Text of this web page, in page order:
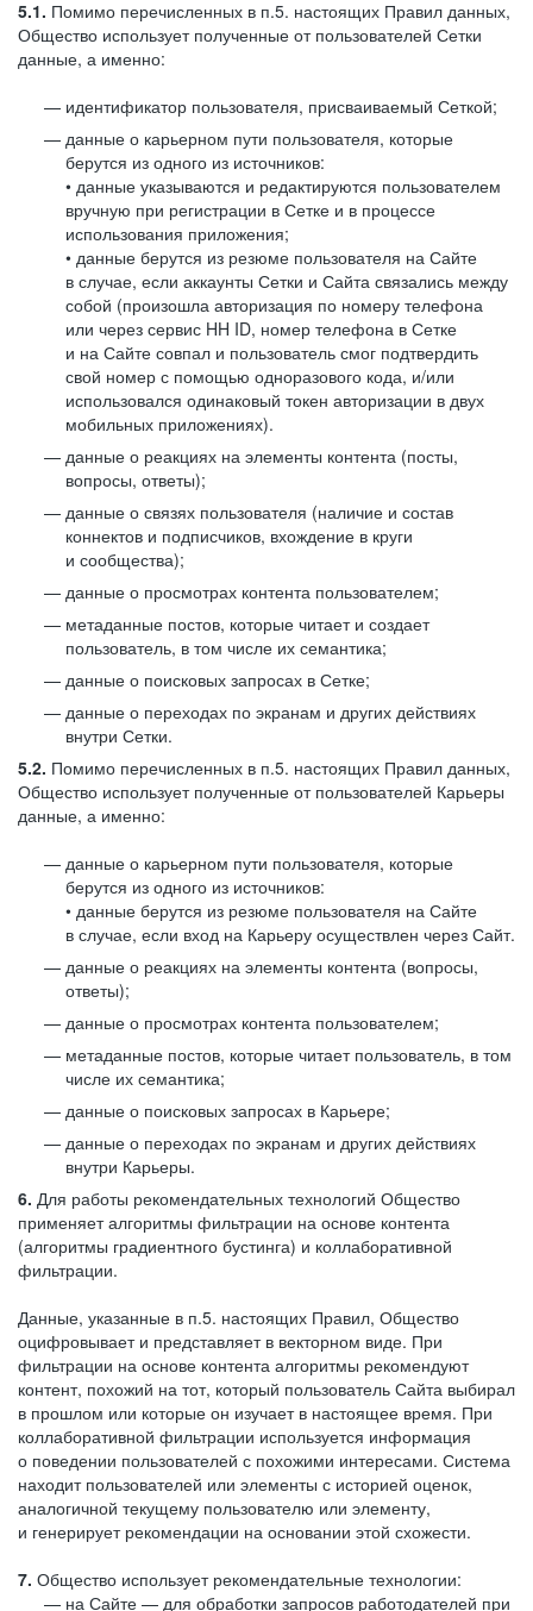
5.1. Помимо перечисленных в п.5. настоящих Правил данных,
Общество использует полученные от пользователей Сетки
данные, а именно:
идентификатор пользователя, присваиваемый Сеткой;
данные о карьерном пути пользователя, которые
берутся из одного из источников:
• данные указываются и редактируются пользователем
вручную при регистрации в Сетке и в процессе
использования приложения;
• данные берутся из резюме пользователя на Сайте
в случае, если аккаунты Сетки и Сайта связались между
собой (произошла авторизация по номеру телефона
или через сервис HH ID, номер телефона в Сетке
и на Сайте совпал и пользователь смог подтвердить
свой номер с помощью одноразового кода, и/или
использовался одинаковый токен авторизации в двух
мобильных приложениях).
данные о реакциях на элементы контента (посты,
вопросы, ответы);
данные о связях пользователя (наличие и состав
коннектов и подписчиков, вхождение в круги
и сообщества);
данные о просмотрах контента пользователем;
метаданные постов, которые читает и создает
пользователь, в том числе их семантика;
данные о поисковых запросах в Сетке;
данные о переходах по экранам и других действиях
внутри Сетки.
5.2. Помимо перечисленных в п.5. настоящих Правил данных,
Общество использует полученные от пользователей Карьеры
данные, а именно:
данные о карьерном пути пользователя, которые
берутся из одного из источников:
• данные берутся из резюме пользователя на Сайте
в случае, если вход на Карьеру осуществлен через Сайт.
данные о реакциях на элементы контента (вопросы,
ответы);
данные о просмотрах контента пользователем;
метаданные постов, которые читает пользователь, в том
числе их семантика;
данные о поисковых запросах в Карьере;
данные о переходах по экранам и других действиях
внутри Карьеры.
6. Для работы рекомендательных технологий Общество
применяет алгоритмы фильтрации на основе контента
(алгоритмы градиентного бустинга) и коллаборативной
фильтрации.
Данные, указанные в п.5. настоящих Правил, Общество
оцифровывает и представляет в векторном виде. При
фильтрации на основе контента алгоритмы рекомендуют
контент, похожий на тот, который пользователь Сайта выбирал
в прошлом или которые он изучает в настоящее время. При
коллаборативной фильтрации используется информация
о поведении пользователей с похожими интересами. Система
находит пользователей или элементы с историей оценок,
аналогичной текущему пользователю или элементу,
и генерирует рекомендации на основании этой схожести.
7. Общество использует рекомендательные технологии:
на Сайте — для обработки запросов работодателей при